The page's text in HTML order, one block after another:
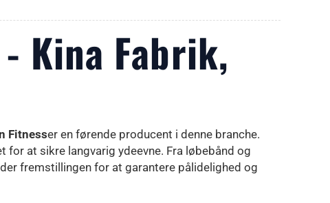
Kina Fabrik,
Fitnesser en førende producent i denne branche.
at sikre langvarig ydeevne. Fra løbebånd og
fremstillingen for at garantere pålidelighed og